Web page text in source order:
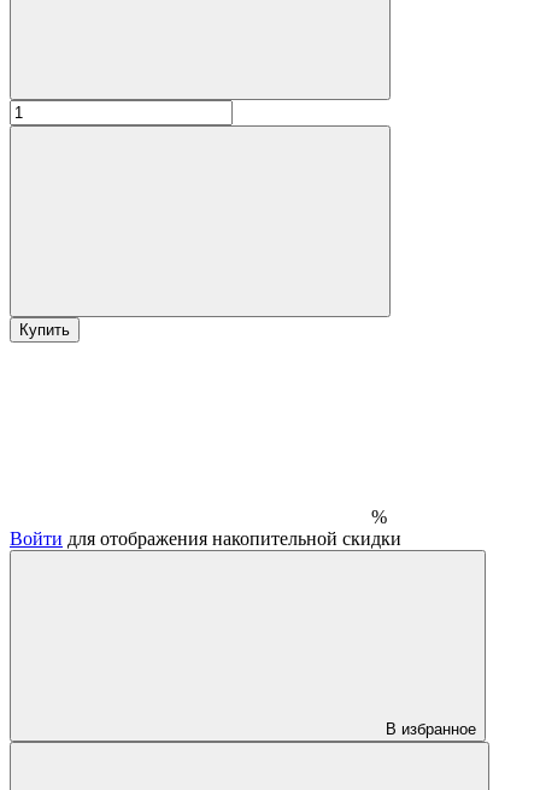
Купить
%
Войти для отображения накопительной скидки
В избранное